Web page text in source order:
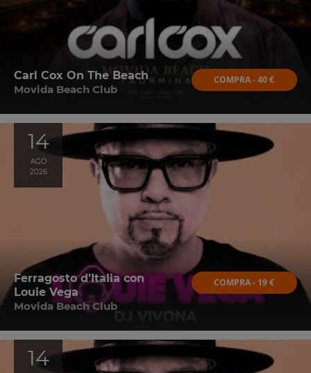
Carl Cox On The Beach
Movida Beach Club
COMPRA - 40 €
14
AGO
2026
Ferragosto d’Italia con
Louie Vega
Movida Beach Club
COMPRA - 19 €
14